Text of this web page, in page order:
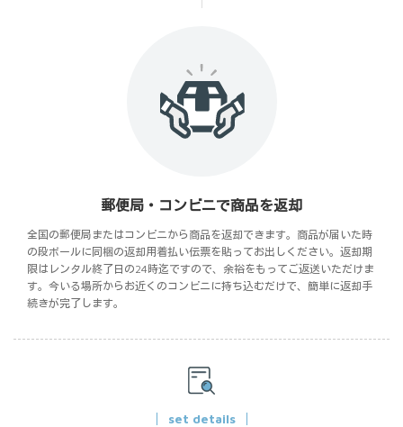
郵便局・コンビニで商品を返却
全国の郵便局またはコンビニから商品を返却できます。商品が届いた時
の段ボールに同梱の返却用着払い伝票を貼ってお出しください。返却期
限はレンタル終了日の24時迄ですので、余裕をもってご返送いただけま
す。今いる場所からお近くのコンビニに持ち込むだけで、簡単に返却手
続きが完了します。
set details